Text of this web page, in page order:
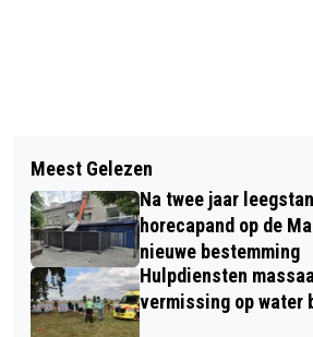
RKC WAALWIJK HAALT
NIEK SCHIKS OP
AFVALINZAMELING IN
START TIJDELIJK
HITTE
Meest Gelezen
Na twee jaar
horecapand op de
nieuwe bestemming
Hulpdiensten
vermissing op water